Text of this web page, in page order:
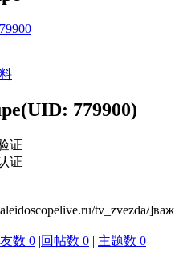
(UID: 779900)
证
证
tv_zvezda/]важ
数 0 |回帖数 0 | 主题数 0